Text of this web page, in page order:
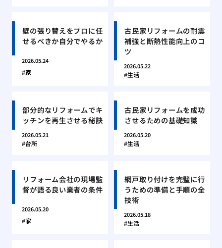
壁の張り替えをプロに任
せるべきか自分でやるか
2026.05.24
家
古民家リフォームの耐震
補強と断熱性能向上のコ
ツ
2026.05.22
生活
部分的なリフォームでキ
ッチンを再生させる秘訣
2026.05.21
台所
古民家リフォームを成功
させるための基礎知識
2026.05.20
生活
リフォーム会社の現場監
督が語る良い業者の条件
2026.05.20
家
網戸取り付けを完璧に行
うための準備と手順の全
技術
2026.05.18
生活